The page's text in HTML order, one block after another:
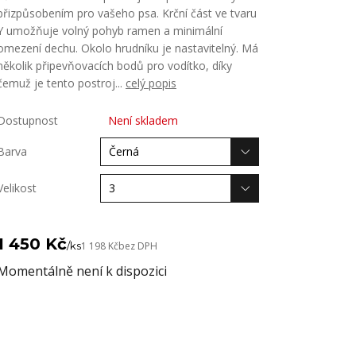
pro vašeho psa. Krční část ve tvaru
umožňuje volný pohyb ramen a minimální
dechu. Okolo hrudníku je nastavitelný. Má
připevňovacích bodů pro vodítko, díky
je tento postroj... celý popis
Není skladem
450 Kč/ks1 198 Kčbez DPH
není k dispozici